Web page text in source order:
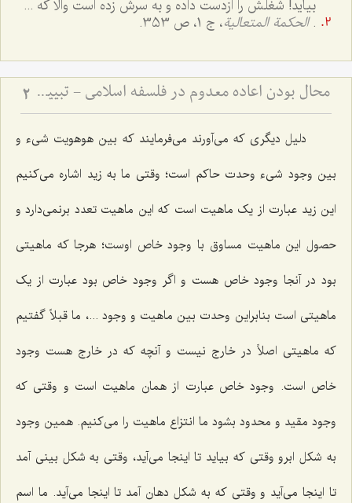
بیاید! شغلش را ازدست داده و به سرش زده است والاّ که ...
.الحکمة المتعالیة، ج 1، ص 353.
محال بودن اعاده معدوم در فلسفه اسلامی - تبیین نسبت میان هویت، وجود و عدم در بازگشت اشیاء 2
دلیل دیگری که می‌آورند می‌فرمایند که بین هوهویت شیء و
بین وجود شیء وحدت حاکم است؛ وقتی ما به زید اشاره می‌کنیم
این زید عبارت از یک ماهیت است که این ماهیت تعدد برنمی‌دارد و
حصول این ماهیت مساوق با وجود خاص اوست؛ هرجا که ماهیتی
بود در آنجا وجود خاص هست و اگر وجود خاص بود عبارت از یک
ماهیتی است بنابراین وحدت بین ماهیت و وجود ...، ما قبلاً گفتیم
که ماهیتی اصلاً در خارج نیست و آنچه که در خارج هست وجود
خاص است. وجود خاص عبارت از همان ماهیت است و وقتی که
وجود مقید و محدود بشود ما انتزاع ماهیت را می‌کنیم. همین وجود
به شکل ابرو وقتی که بیاید تا اینجا می‌آید، وقتی به شکل بینی آمد
تا اینجا می‌آید و وقتی که به شکل دهان آمد تا اینجا می‌آید. ما اسم